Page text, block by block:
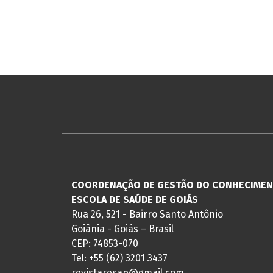
COORDENAÇÃO DE GESTÃO DO
ESCOLA DE SAÚDE DE GOIÁS
Rua 26, 521 - Bairro Santo Antônio
Goiânia - Goiás – Brasil
CEP: 74853-070
Tel: +55 (62) 3201 3437